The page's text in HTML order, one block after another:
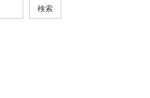
検索